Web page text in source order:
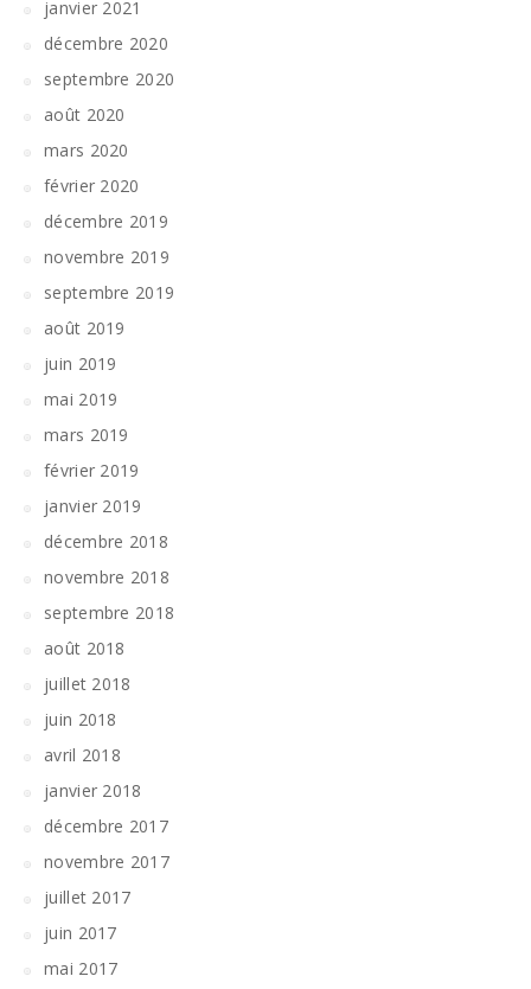
janvier 2021
décembre 2020
septembre 2020
août 2020
mars 2020
février 2020
décembre 2019
novembre 2019
septembre 2019
août 2019
juin 2019
mai 2019
mars 2019
février 2019
janvier 2019
décembre 2018
novembre 2018
septembre 2018
août 2018
juillet 2018
juin 2018
avril 2018
janvier 2018
décembre 2017
novembre 2017
juillet 2017
juin 2017
mai 2017